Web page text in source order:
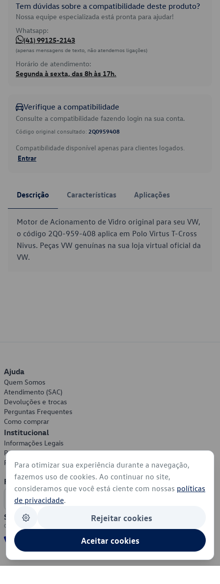
Tem dúvidas sobre a compatibilidade deste produto?
Nossa equipe especializada está pronta para ajudar!
Whatsapp:
(41) 99125-2143
(apenas mensagens de texto, não atendemos ligações)
Horário de atendimento:
Segunda à sexta, das 8h às 17h.
Verifique a compatibilidade
Consulte a compatibilidade fazendo login na sua conta.
Código original consultado: 2Q0959408
Compatibilidade disponível apenas para clientes logados.
Entrar
Descrição Características Aplicações
Motor de Acionamento de Vidro original para seu VW,
o código 2Q0-959-408 aplica em Polo Virtus T-Cross
Nivus. Peças VW genuínas na sua loja virtual oficial da
VW.
Ajuda
Quem Somos
Atendimento (SAC)
Devoluções e trocas
Perguntas Frequentes
Como comprar
Institucional
Informações Legais
Política de Privacidade
Política de Cookies
Formas de Pagamento
Segurança
Para otimizar sua experiência durante a navegação,
fazemos uso de cookies. Ao continuar no site,
consideramos que você está ciente com nossas políticas
de privacidade.
Rejeitar cookies
Aceitar cookies